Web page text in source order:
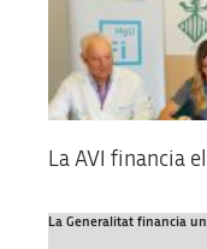
La AVI financia
La Generalitat financia